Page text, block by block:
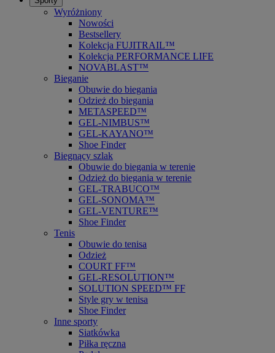
Wyróżniony
Nowości
Bestsellery
Kolekcja FUJITRAIL™
Kolekcja PERFORMANCE LIFE
NOVABLAST™
Bieganie
Obuwie do biegania
Odzież do biegania
METASPEED™
GEL-NIMBUS™
GEL-KAYANO™
Shoe Finder
Biegnący szlak
Obuwie do biegania w terenie
Odzież do biegania w terenie
GEL-TRABUCO™
GEL-SONOMA™
GEL-VENTURE™
Shoe Finder
Tenis
Obuwie do tenisa
Odzież
COURT FF™
GEL-RESOLUTION™
SOLUTION SPEED™ FF
Style gry w tenisa
Shoe Finder
Inne sporty
Siatkówka
Piłka ręczna